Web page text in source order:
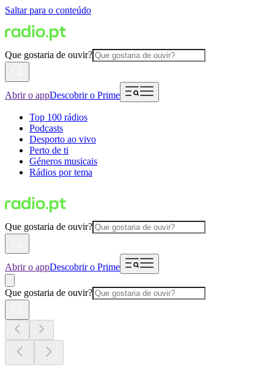
Saltar para o conteúdo
Que gostaria de ouvir?
Abrir o appDescobrir o Prime
Top 100 rádios
Podcasts
Desporto ao vivo
Perto de ti
Géneros musicais
Rádios por tema
Que gostaria de ouvir?
Abrir o appDescobrir o Prime
Que gostaria de ouvir?